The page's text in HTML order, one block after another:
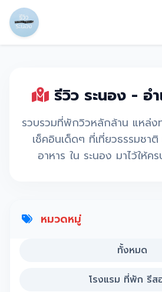
รีวิว ระนอง - อ
รวบรวมที่พักวิวหลักล้าน แหล่ง
เช็คอินเด็ดๆ ที่เที่ยวธรรมชาติ
อาหาร ใน ระนอง มาไว้ให้ค
หมวดหมู่
ทั้งหมด
โรงแรม ที่พัก รีส